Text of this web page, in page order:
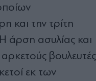
και την τρίτη
άρση ασυλίας και
βουλευτές
εκ των